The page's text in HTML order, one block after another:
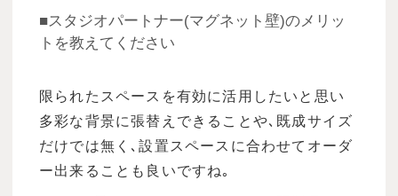
■スタジオパートナー(マグネット壁)のメリッ
トを教えてください
限られたスペースを有効に活用したいと思い
多彩な背景に張替えできることや､既成サイズ
だけでは無く､設置スペースに合わせてオーダ
ー出来ることも良いですね｡